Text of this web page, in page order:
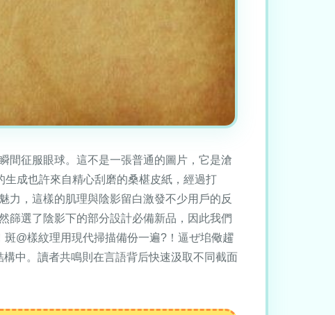
間征服眼球。這不是一張普通的圖片，它是滄
許來自精心刮磨的桑椹皮紙，經過打
力，這樣的肌理與陰影留白激發不少用戶的反
選了陰影下的部分設計必備新品，因此我們
斑@樣紋理用現代掃描備份一遍?！逼ぜ垖儆趯
。讀者共鳴則在言語背后快速汲取不同截面